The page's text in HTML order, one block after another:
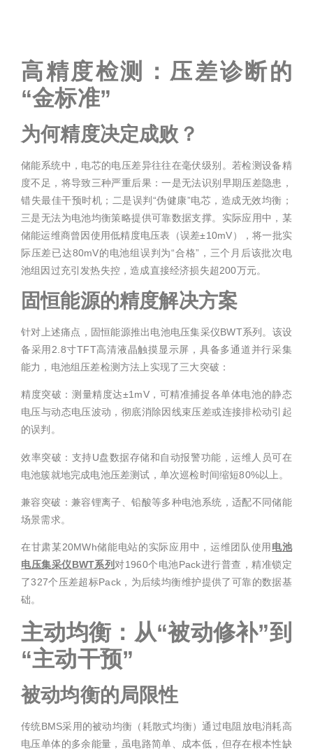
高精度检测：压差诊断的
“金标准”
为何精度决定成败？
储能系统中，电芯的电压差异往往在毫伏级别。若检测设备精
度不足，将导致三种严重后果：一是无法识别早期压差隐患，
错失最佳干预时机；二是误判“伪健康”电芯，造成无效均衡；
三是无法为电池均衡策略提供可靠数据支撑。实际应用中，某
储能运维商曾因使用低精度电压表（误差±10mV），将一批实
际压差已达80mV的电池组误判为“合格”，三个月后该批次电
池组因过充引发热失控，造成直接经济损失超200万元。
固恒能源的精度解决方案
针对上述痛点，固恒能源推出电池电压集采仪BWT系列。该设
备采用2.8寸TFT高清液晶触摸显示屏，具备多通道并行采集
能力，电池组压差检测方法上实现了三大突破：
精度突破：测量精度达±1mV，可精准捕捉各单体电池的静态
电压与动态电压波动，彻底消除因线束压差或连接排松动引起
的误判。
效率突破：支持U盘数据存储和自动报警功能，运维人员可在
电池簇就地完成电池压差测试，单次巡检时间缩短80%以上。
兼容突破：兼容锂离子、铅酸等多种电池系统，适配不同储能
场景需求。
在甘肃某20MWh储能电站的实际应用中，运维团队使用 电池
电压集采仪BWT系列对1960个电池Pack进行普查，精准锁定
了327个压差超标Pack，为后续均衡维护提供了可靠的数据基
础。
主动均衡：从“被动修补”到
“主动干预”
被动均衡的局限性
传统BMS采用的被动均衡（耗散式均衡）通过电阻放电消耗高
电压单体的多余能量，虽电路简单、成本低，但存在根本性缺